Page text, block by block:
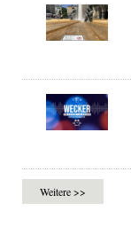
Weitere >>